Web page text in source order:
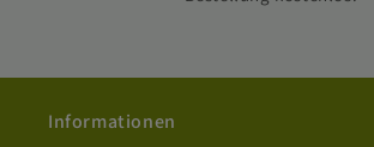
Informationen